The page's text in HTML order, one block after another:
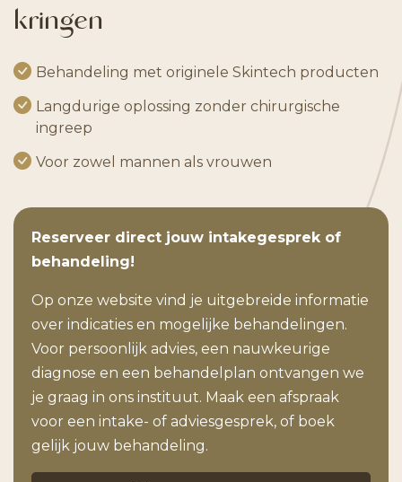
kringen
Behandeling met originele Skintech producten
Langdurige oplossing zonder chirurgische
ingreep
Voor zowel mannen als vrouwen
Reserveer direct jouw intakegesprek of
behandeling!
Op onze website vind je uitgebreide informatie
over indicaties en mogelijke behandelingen.
Voor persoonlijk advies, een nauwkeurige
diagnose en een behandelplan ontvangen we
je graag in ons instituut. Maak een afspraak
voor een intake- of adviesgesprek, of boek
gelijk jouw behandeling.